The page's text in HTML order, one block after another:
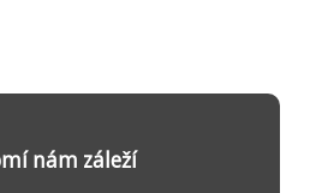
nám záleží